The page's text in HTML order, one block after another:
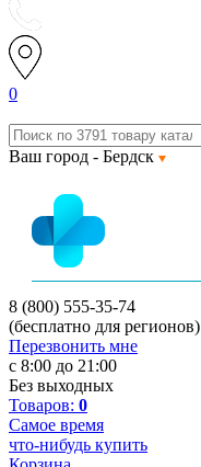
0
Ваш город - Бердск
8 (800) 555-35-74
(бесплатно для регионов)
Перезвонить мне
с 8:00 до 21:00
Без выходных
Товаров: 0
Самое время
что-нибудь купить